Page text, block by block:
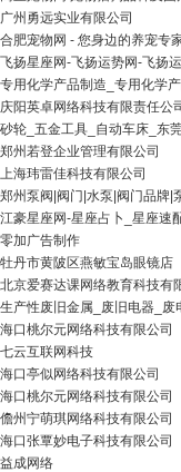
广州勇远实业有限公司
合肥宠物网 - 您身边的养宠专
飞扬星座网-飞扬运势网-飞扬
专用化学产品制造_专用化学
庆阳英卓网络科技有限责任公
砂轮_五金工具_自动车床_东
郑州若登企业管理有限公司
上海玮雷佳科技有限公司
郑州泵阀|阀门|水泵|阀门品牌|
江豪星座网-星座占卜_星座速
零加广告制作
牡丹市黄陂区燕敏宝岛眼镜店
北京爱赛达课网络教育科技有
生产性废旧金属_废旧电器_
海口桃尔元网络科技有限公司
七云互联网科技
海口亭似网络科技有限公司
海口桃尔元网络科技有限公司
儋州宁萌琪网络科技有限公司
海口张覃妙电子科技有限公司
益成网络